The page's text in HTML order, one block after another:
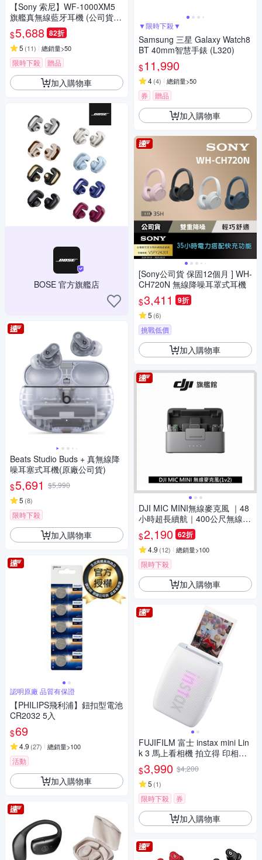
【Sony 索尼】WF-1000XM5
旗艦真無線藍牙耳機 (公司貨
保固12+6個月)
$5,688 82折
5 (11) 總銷量>50
限時下殺 贈品
加入購物車
BOSE 官方旗艦店
Beats Studio Buds + 真無線降
噪耳塞式耳機(原廠公司貨)
$5,691 $5,990
5 (8)
限時下殺
加入購物車
認明原廠 品質有保證
【PHILIPS飛利浦】鈕扣型電池
CR2032 5入
$69
4.9 (27) 總銷量>100
活動
加入購物車
▼限時下殺▼
Samsung 三星 Galaxy Watch8
BT 40mm智慧手錶 (L320)
$11,990
4(4) 總銷量>50
券 贈品
加入購物車
[Sony公司貨 保固12個月 ] WH-
CH720N 無線降噪耳罩式耳機
$3,411 9折
5 (6)
挑戰低價
加入購物車
DJI MIC MINI無線麥克風 ｜48
小時超長續航｜400公尺無線傳
輸
$2,190 62折
4.9 (12) 總銷量>100
限時下殺
加入購物車
FUJIFILM 富士 instax mini Lin
k 3 馬上看相機 拍立得 印相機
公司貨
$3,990 $4,200
5 (1)
限時下殺 券
加入購物車